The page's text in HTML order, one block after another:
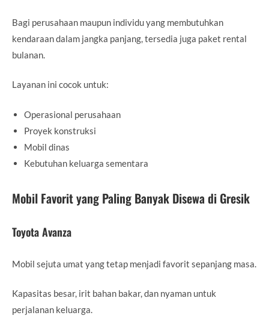
Bagi perusahaan maupun individu yang membutuhkan
kendaraan dalam jangka panjang, tersedia juga paket rental
bulanan.
Layanan ini cocok untuk:
Operasional perusahaan
Proyek konstruksi
Mobil dinas
Kebutuhan keluarga sementara
Mobil Favorit yang Paling Banyak Disewa di Gresik
Toyota Avanza
Mobil sejuta umat yang tetap menjadi favorit sepanjang masa.
Kapasitas besar, irit bahan bakar, dan nyaman untuk
perjalanan keluarga.